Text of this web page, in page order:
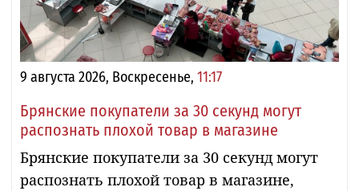
9 августа 2026, Воскресенье, 11:17
Брянские покупатели за 30 секунд могут
распознать плохой товар в магазине
Брянские покупатели за 30 секунд могут
распознать плохой товар в магазине,